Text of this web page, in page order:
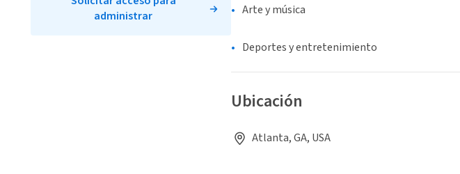
Arte y música
Deportes y entretenimiento
Ubicación
Atlanta, GA, USA
administrar